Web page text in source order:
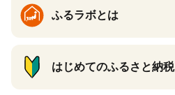
ふるラボとは
はじめてのふるさと納税